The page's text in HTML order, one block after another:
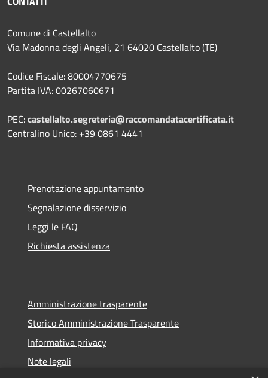
Comune di Castellalto
Via Madonna degli Angeli, 21 64020 Castellalto (TE)
Codice Fiscale: 80004770675
Partita IVA: 00267060671
PEC:castellalto.segreteria@raccomandatacertificata.it
Centralino Unico: +39 0861 4441
Prenotazione appuntamento
Segnalazione disservizio
Leggi le FAQ
Richiesta assistenza
Amministrazione trasparente
Storico Amministrazione Trasparente
Informativa privacy
Note legali